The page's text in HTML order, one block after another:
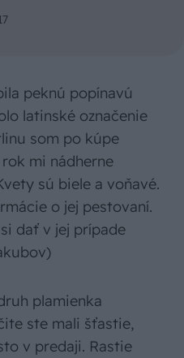
peknú popínavú
latinské označenie
som po kúpe
mi nádherne
sú biele a voňavé.
o jej pestovaní.
dať v jej prípade
plamienka
ste mali šťastie,
v predaji. Rastie